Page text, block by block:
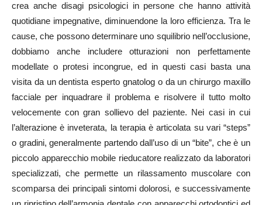
crea anche disagi psicologici in persone che hanno attività
quotidiane impegnative, diminuendone la loro efficienza. Tra le
cause, che possono determinare uno squilibrio nell’occlusione,
dobbiamo anche includere otturazioni non perfettamente
modellate o protesi incongrue, ed in questi casi basta una
visita da un dentista esperto gnatolog o da un chirurgo maxillo
facciale per inquadrare il problema e risolvere il tutto molto
velocemente con gran sollievo del paziente. Nei casi in cui
l’alterazione è inveterata, la terapia è articolata su vari “steps”
o gradini, generalmente partendo dall’uso di un “bite”, che è un
piccolo apparecchio mobile rieducatore realizzato da laboratori
specializzati, che permette un rilassamento muscolare con
scomparsa dei principali sintomi dolorosi, e successivamente